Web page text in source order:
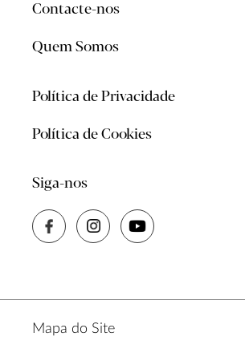
Contacte-nos
Quem Somos
Política de Privacidade
Política de Cookies
Siga-nos
Mapa do Site